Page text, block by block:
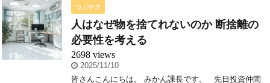
つぶやき
人はなぜ物を捨てれないのか 断捨離の
必要性を考える
2698 views
2025/11/10
皆さんこんにちは。 みかん課長です。 先日投資仲間